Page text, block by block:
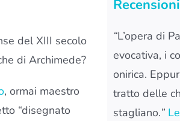
del XIII secolo
di Archimede?
, ormai maestro
“disegnato
Recensioni
“L’opera di
evocativa, i
onirica.
tratto delle
stagliano.”